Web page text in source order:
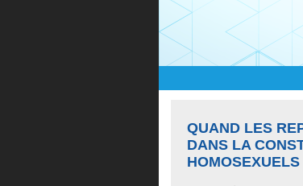
QUAND LES
DANS LA
HOMOSEXUELS